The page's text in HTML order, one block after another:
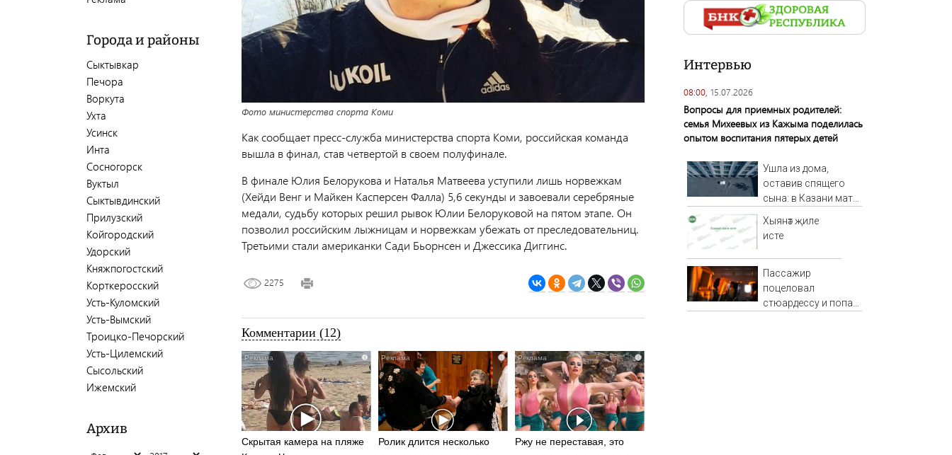
Города и районы
Сыктывкар
Печора
Воркута
Ухта
Усинск
Инта
Сосногорск
Вуктыл
Сыктывдинский
Прилузский
Койгородский
Удорский
Княжпогостский
Корткеросский
Усть-Куломский
Усть-Вымский
Троицко-Печорский
Усть-Цилемский
Сысольский
Ижемский
Архив
Фото министерства спорта Коми
Как сообщает пресс-служба министерства спорта Коми, российская команда
вышла в финал, став четвертой в своем полуфинале.
В финале Юлия Белорукова и Наталья Матвеева уступили лишь норвежкам
(Хейди Венг и Майкен Касперсен Фалла) 5,6 секунды и завоевали серебряные
медали, судьбу которых решил рывок Юлии Белоруковой на пятом этапе. Он
позволил российским лыжницам и норвежкам убежать от преследовательниц.
Третьими стали американки Сади Бьорнсен и Джессика Диггинс.
2275
Комментарии (12)
i
Скрытая камера на пляже
i
Ролик длится несколько
i
Ржу не переставая, это
Интервью
08:00, 15.07.2026
Вопросы для приемных родителей:
семья Михеевых из Кажыма поделилась
опытом воспитания пятерых детей
Ушла из дома,
оставив спящего
сына: в Казани мать
гибель малыша
07/08/2026 –
Новости
Хыянәт җиле
исте
Пассажир
поцеловал
стюардессу и попал